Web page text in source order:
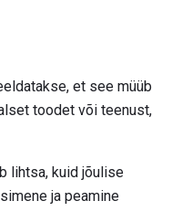
et see müüb
toodet või teenust,
lihtsa, kuid jõulise
ja peamine